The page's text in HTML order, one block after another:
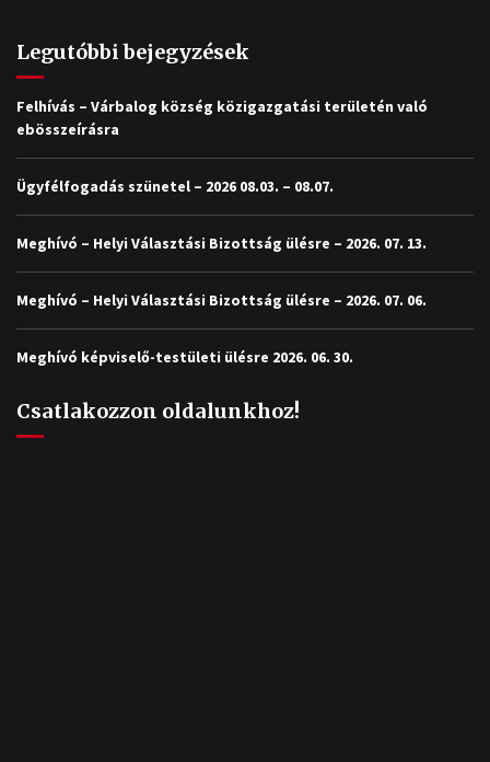
Legutóbbi bejegyzések
Felhívás – Várbalog község közigazgatási területén való
ebösszeírásra
Ügyfélfogadás szünetel – 2026 08.03. – 08.07.
Meghívó – Helyi Választási Bizottság ülésre – 2026. 07. 13.
Meghívó – Helyi Választási Bizottság ülésre – 2026. 07. 06.
Meghívó képviselő-testületi ülésre 2026. 06. 30.
Csatlakozzon oldalunkhoz!